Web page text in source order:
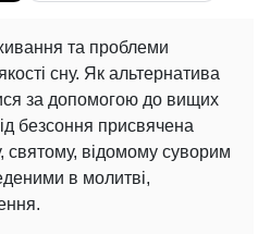
та проблеми
сну. Як альтернатива
за допомогою до вищих
безсоння присвячена
святому, відомому суворим
в молитві,